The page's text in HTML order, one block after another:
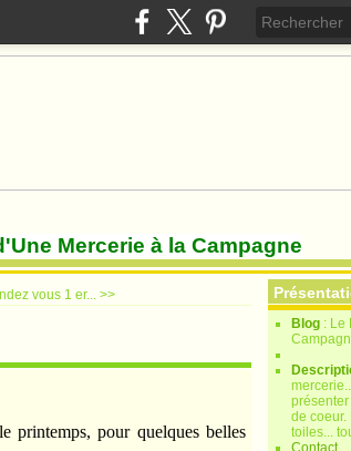
Mercerie à la Campagne
vous 1 er... >>
printemps, pour quelques belles
Blog : Le
de coeur.
toiles...
Contact